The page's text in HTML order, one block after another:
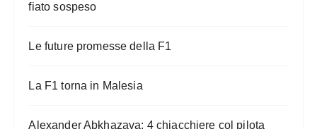
fiato sospeso
Le future promesse della F1
La F1 torna in Malesia
Alexander Abkhazava: 4 chiacchiere col pilota